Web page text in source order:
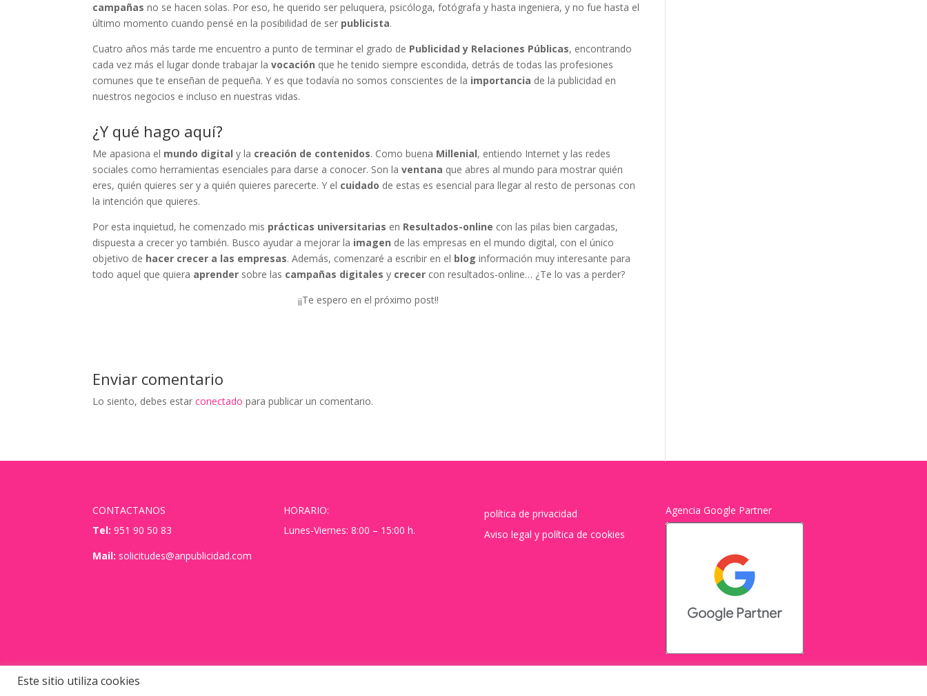
campañasno se hacen solas. Por eso, he querido ser peluquera, psicóloga, fotógrafa y hasta ingeniera, y no fue hasta el
último momento cuando pensé en la posibilidad de ser publicista.
Cuatro años más tarde me encuentro a punto de terminar el grado de Publicidad y Relaciones Públicas, encontrando
cada vez más el lugar donde trabajar lavocación que he tenido siempre escondida, detrás de todas las profesiones
comunes que te enseñan de pequeña. Y es que todavía no somos conscientes de la importancia de la publicidad en
nuestros negocios e incluso en nuestras vidas.
¿Y qué hago aquí?
Me apasiona el mundo digital y la creación de contenidos. Como buena Millenial, entiendo Internet y las redes
sociales como herramientas esenciales para darse a conocer. Son laventana que abres al mundo para mostrar quién
eres, quién quieres ser y a quién quieres parecerte. Y el cuidado de estas es esencial para llegar al resto de personas con
la intención que quieres.
Por esta inquietud, he comenzado mis prácticas universitarias en Resultados-online con las pilas bien cargadas,
dispuesta a crecer yo también. Busco ayudar a mejorar la imagen de las empresas en el mundo digital, con el único
objetivo de hacer crecer a las empresas. Además, comenzaré a escribir en el bloginformación muy interesante para
todo aquel que quiera aprender sobre las campañas digitales y crecer con resultados-online… ¿Te lo vas a perder?
¡¡Te espero en el próximo post!!
Enviar comentario
Lo siento, debes estarconectado para publicar un comentario.
CONTACTANOS
Tel: 951 90 50 83
Mail: solicitudes@anpublicidad.com
HORARIO:
Lunes-Viernes: 8:00 – 15:00 h.
política de privacidad
Aviso legal y política de cookies
Agencia Google Partner
Este sitio utiliza cookies